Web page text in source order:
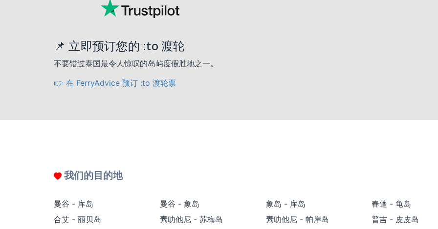
📌 立即预订您的 :to 渡轮
不要错过泰国最令人惊叹的岛屿度假胜地之一。
👉 在 FerryAdvice 预订 :to 渡轮票
我们的目的地
曼谷 - 库岛 曼谷 - 象岛 象岛 - 库岛
春蓬 - 龟岛
合艾 - 丽贝岛
素叻他尼 - 苏梅岛 素叻他尼 - 帕岸岛 普吉 - 皮皮岛